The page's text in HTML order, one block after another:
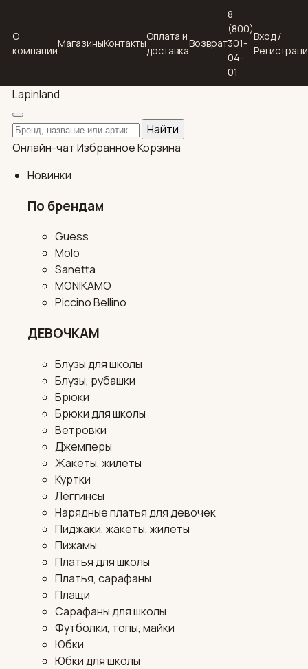
О
компании
МагазиныКонтакты
Оплата и
доставка
Возврат
8
(800)
301-
04-
01
Вход /
Lapinland
Поиск по каталогу
Найти
Онлайн-чатИзбранноеКорзина
Новинки
По брендам
Guess
Molo
Sanetta
MONIKAMO
Piccino Bellino
ДЕВОЧКАМ
Блузы для школы
Блузы, рубашки
Брюки
Брюки для школы
Ветровки
Джемперы
Жакеты, жилеты
Куртки
Леггинсы
Нарядные платья для девочек
Пиджаки, жакеты, жилеты
Пижамы
Платья для школы
Платья, сарафаны
Плащи
Сарафаны для школы
Футболки, топы, майки
Юбки
Юбки для школы